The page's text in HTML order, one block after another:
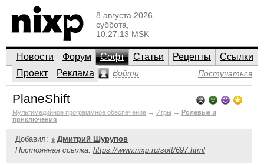
8 августа 2026,
суббота,
10:27:13 MSK
Новости Форум Софт Статьи Рецепты
Ссылки
Проект
Реклама Войти Постучаться
PlaneShift
Мультимедийное программное обеспечение → Игры → Ролевые и
приключения
Добавил:
Дмитрий Шурупов
Постоянная ссылка: https://www.nixp.ru/soft/697.html